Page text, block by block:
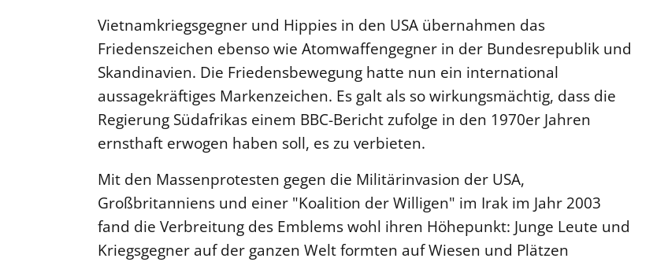
Vietnamkriegsgegner und Hippies in den USA übernahmen das
Friedenszeichen ebenso wie Atomwaffengegner in der Bundesrepublik und
Skandinavien. Die Friedensbewegung hatte nun ein international
aussagekräftiges Markenzeichen. Es galt als so wirkungsmächtig, dass die
Regierung Südafrikas einem BBC-Bericht zufolge in den 1970er Jahren
ernsthaft erwogen haben soll, es zu verbieten.
Mit den Massenprotesten gegen die Militärinvasion der USA,
Großbritanniens und einer "Koalition der Willigen" im Irak im Jahr 2003
fand die Verbreitung des Emblems wohl ihren Höhepunkt: Junge Leute und
Kriegsgegner auf der ganzen Welt formten auf Wiesen und Plätzen